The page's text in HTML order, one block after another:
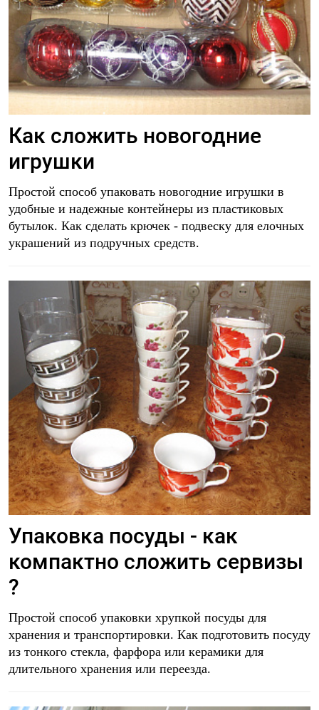
Как сложить новогодние
игрушки
Простой способ упаковать новогодние игрушки в
удобные и надежные контейнеры из пластиковых
бутылок. Как сделать крючек - подвеску для елочных
украшений из подручных средств.
Упаковка посуды - как
компактно сложить сервизы
?
Простой способ упаковки хрупкой посуды для
хранения и транспортировки. Как подготовить посуду
из тонкого стекла, фарфора или керамики для
длительного хранения или переезда.